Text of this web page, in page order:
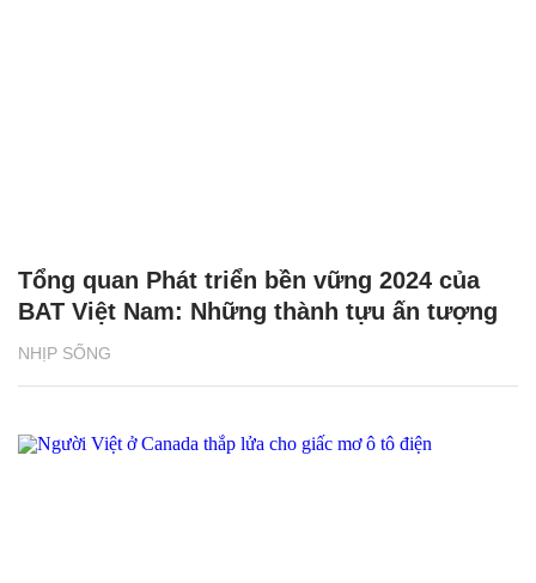
NHỊP SỐNG
Tổng quan Phát triển bền vững 2024 của
BAT Việt Nam: Những thành tựu ấn tượng